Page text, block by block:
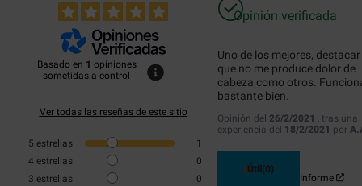
Basado en 1 opiniones
sometidas a control
Ver todas las reseñas de este sitio
5 estrellas
1
4 estrellas
0
3 estrellas
0
Opinión verificada
Uno de los mejores, destacar
que no me produce dolor de
cabeza como otros.
bastante bien.
Opinión del 26/2/2021 , tras una
experiencia del 18/2/2021 por
Útil (0)
Informe